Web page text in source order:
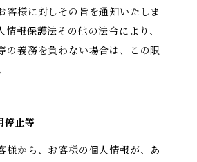
客様に対しその旨を通知いたしま
情報保護法その他の法令により、
の義務を負わない場合は、この限
停止等
様から、お客様の個人情報が、あ